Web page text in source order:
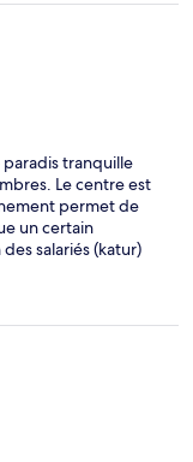
tranquille
Le centre est
permet de
un certain
salariés (katur)